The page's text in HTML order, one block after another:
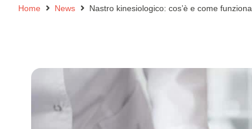
Home News Nastro kinesiologico: cos’è e come funziona